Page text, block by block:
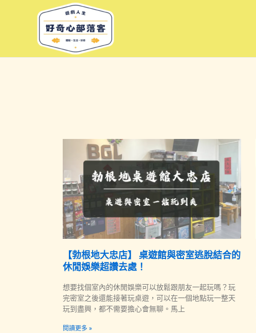
【勃根地大忠店】 桌遊館與密室逃脫結合的
休閒娛樂超讚去處！
想要找個室內的休閒娛樂可以放鬆跟朋友一起玩嗎？玩
完密室之後還能接著玩桌遊，可以在一個地點玩一整天
玩到盡興，都不需要擔心會無聊。馬上
閱讀更多 »